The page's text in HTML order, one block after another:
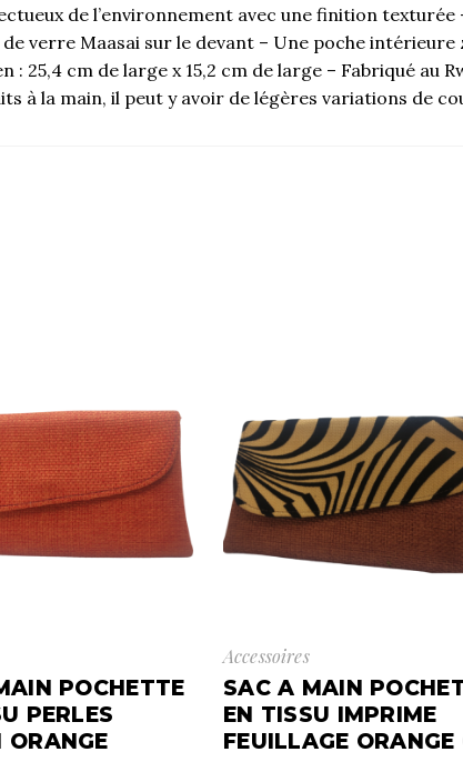
de l’environnement avec une finition
verre Maasai sur le devant – Une poche intérieure
: 25,4 cm de large x 15,2 cm de large – Fabriqué au
à la main, il peut y avoir de légères variations de
POCHETTE
PERLES
ORANGE
Accessoires
SAC A MAIN
EN TISSU IMPRIME
FEUILLAGE ORANGE